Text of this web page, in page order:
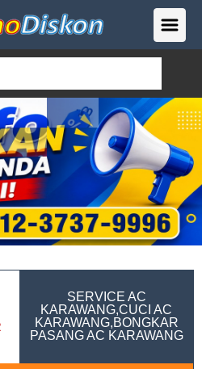
SERVICE AC
KARAWANG,CUCI AC
KARAWANG,BONGKAR
PASANG AC KARAWANG